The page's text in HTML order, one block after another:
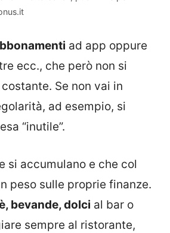
ad app oppure
ecc., che però non si
Se non vai in
ad esempio, si
“inutile”.
si accumulano e che col
peso sulle proprie finanze.
bevande, dolci al bar o
sempre al ristorante,